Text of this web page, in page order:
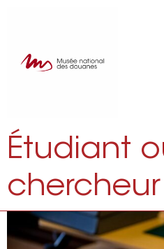
Étudiant
chercheur